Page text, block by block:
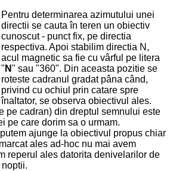
Pentru determinarea azimutului unei
directii se cauta în teren un obiectiv
cunoscut - punct fix, pe directia
respectiva. Apoi stabilim directia N,
acul magnetic sa fie cu vârful pe litera
" N" sau "360". Din aceasta pozitie se
roteste cadranul gradat pâna când,
privind cu ochiul prin catare spre
înaltator, se observa obiectivul ales.
pe cadran) din dreptul semnului este
pe care dorim sa o urmam.
ajunge la obiectivul propus chiar
ales ad-hoc nu mai avem
reperul ales datorita denivelarilor de